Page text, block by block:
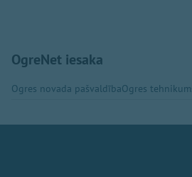
OgreNet iesaka
Ogres novada pašvaldībaOgres